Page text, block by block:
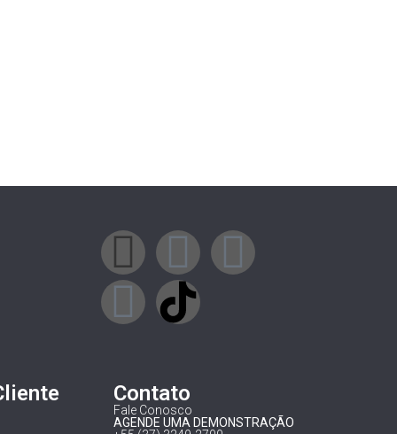
Contato
Fale Conosco
AGENDE UMA DEMONSTRAÇÃO